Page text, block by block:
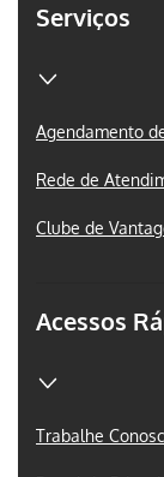
Serviços
Agendamento
Rede de
Clube de
Acessos
Trabalhe